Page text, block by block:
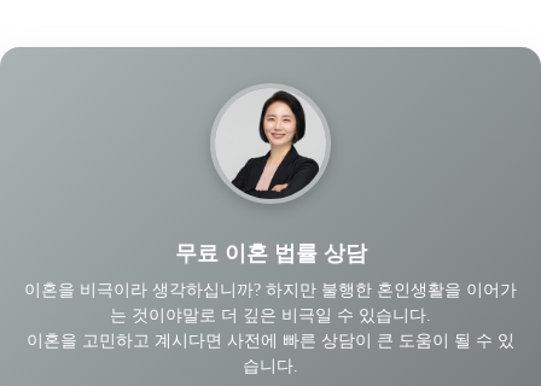
무료 이혼 법률 상담
이혼을 비극이라 생각하십니까? 하지만 불행한 혼인생활을 이어가
는 것이야말로 더 깊은 비극일 수 있습니다.
이혼을 고민하고 계시다면 사전에 빠른 상담이 큰 도움이 될 수 있
습니다.